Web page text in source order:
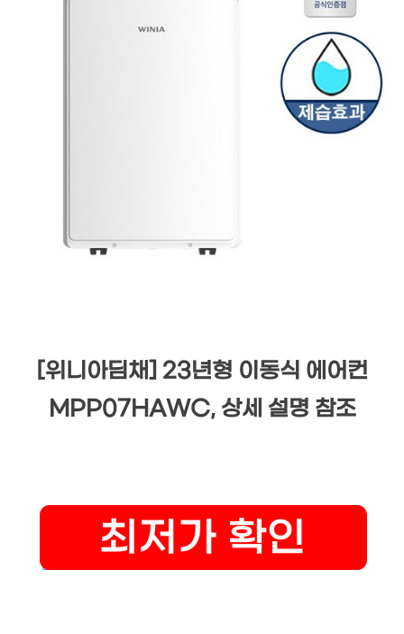
[위니아딤채] 23년형 이동식 에어컨
MPP07HAWC, 상세 설명 참조